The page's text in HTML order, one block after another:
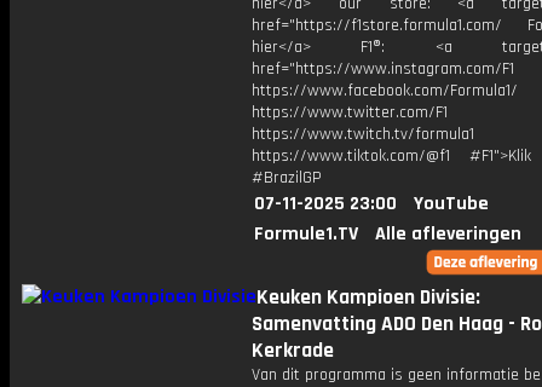
href="https://f1store.formula1.com/
hier</a> F1®: <a
href="https://www.instagram.com/F1
https://www.facebook.com/Formula1/
https://www.twitter.com/F1
https://www.twitch.tv/formula1
https://www.tiktok.com/@f1
#BrazilGP
07-11-2025 23:00
YouTube
Formule1.TV
Alle afleveringen
Keuken Kampioen Divisie:
Samenvatting ADO Den Haag -
Kerkrade
Van dit programma is geen informatie